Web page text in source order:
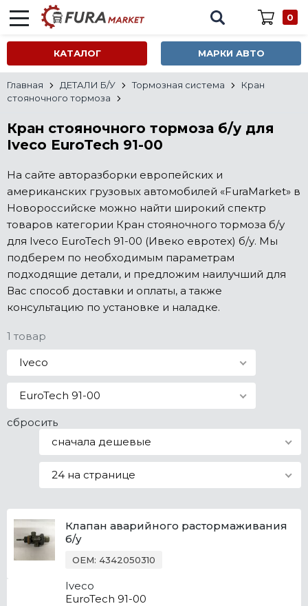
0
КАТАЛОГ МАРКИ АВТО
Главная ДЕТАЛИ Б/У Тормозная система
Кран
стояночного тормоза
Кран стояночного тормоза б/у для
Iveco EuroTech 91-00
На сайте авторазборки европейских и
американских грузовых автомобилей «FuraMarket» в
Новороссийске можно найти широкий спектр
товаров категории Кран стояночного тормоза б/у
для Iveco EuroTech 91-00 (Ивеко евротех) б/у. Мы
подберем по необходимым параметрам
подходящие детали, и предложим наилучший для
Вас способ доставки и оплаты, а также
консультацию по установке и наладке.
1 товар
Iveco
EuroTech 91-00
сбросить
сначала дешевые
24 на странице
Клапан аварийного растормаживания
б/у
OEM: 4342050310
Iveco
EuroTech 91-00